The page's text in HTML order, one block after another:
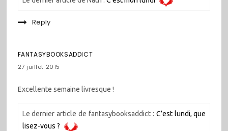
Reply
FANTASYBOOKSADDICT
27 juillet 2015
Excellente semaine livresque !
Le dernier article de fantasybooksaddict : C’est lundi, que
lisez-vous ?